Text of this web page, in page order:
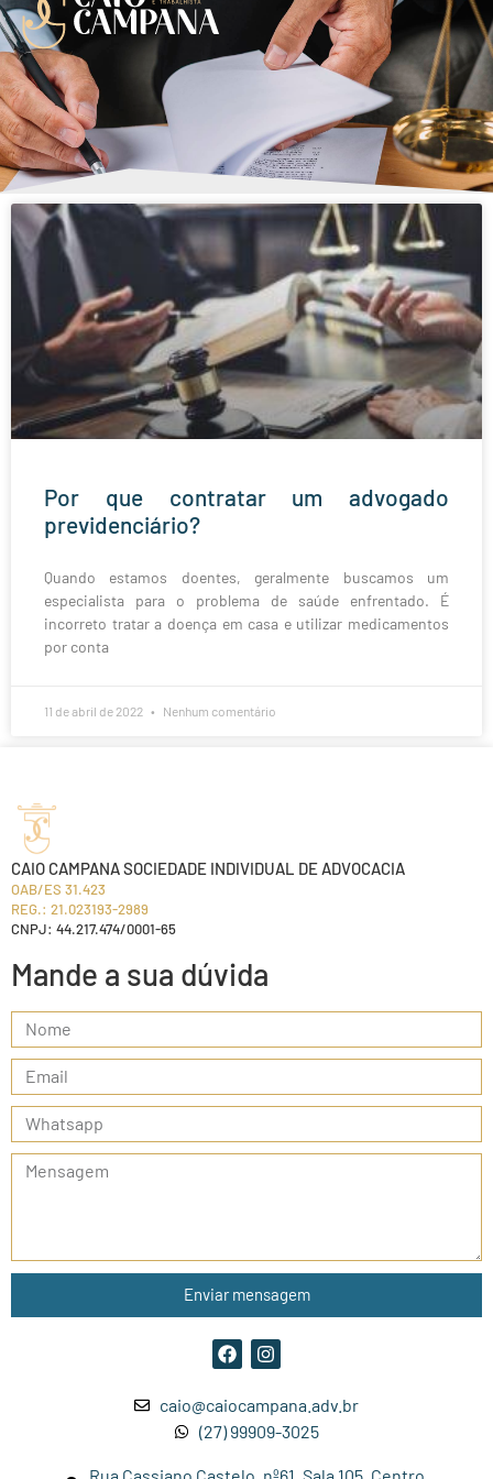
Por que contratar um advogado
previdenciário?
Quando estamos doentes, geralmente buscamos um
especialista para o problema de saúde enfrentado. É
incorreto tratar a doença em casa e utilizar medicamentos
por conta
11 de abril de 2022 Nenhum comentário
Mande a sua dúvida
Enviar mensagem
CAIO CAMPANA SOCIEDADE INDIVIDUAL DE ADVOCACIA
OAB/ES 31.423
REG.: 21.023193-2989
CNPJ: 44.217.474/0001-65
caio@caiocampana.adv.br
(27) 99909-3025
Rua Cassiano Castelo, nº61. Sala 105. Centro.